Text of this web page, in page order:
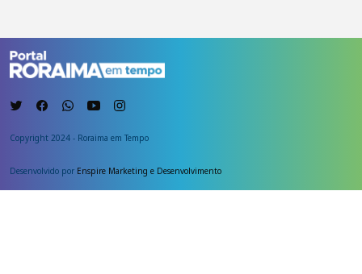
Copyright 2024 - Roraima em Tempo
Desenvolvido por Enspire Marketing e Desenvolvimento